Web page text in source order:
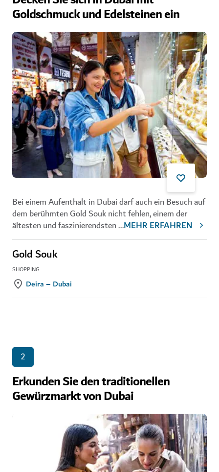
Goldschmuck und Edelsteinen ein
Bei einem Aufenthalt in Dubai darf auch ein Besuch auf
dem berühmten Gold Souk nicht fehlen, einem der
ältesten und faszinierendsten...MEHR ERFAHREN
Gold Souk
SHOPPING
Deira – Dubai
2
Erkunden Sie den traditionellen
Gewürzmarkt von Dubai